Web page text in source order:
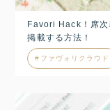
Favori Hack！席次
掲載する方法！
ファヴォリクラウド